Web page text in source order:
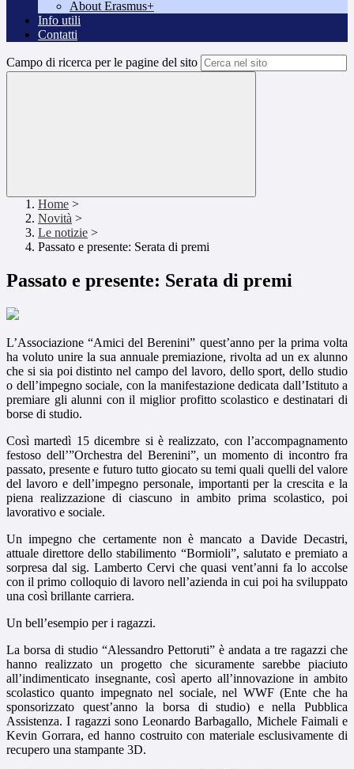
About Erasmus+
Info utili
Contatti
Campo di ricerca per le pagine del sito
Home >
Novità >
Le notizie >
Passato e presente: Serata di premi
Passato e presente: Serata di premi
L’Associazione “Amici del Berenini” quest’anno per la prima volta
ha voluto unire la sua annuale premiazione, rivolta ad un ex alunno
che si sia poi distinto nel campo del lavoro, dello sport, dello studio
o dell’impegno sociale, con la manifestazione dedicata dall’Istituto a
premiare gli alunni con il miglior profitto scolastico e destinatari di
borse di studio.
Così martedì 15 dicembre si è realizzato, con l’accompagnamento
festoso dell’”Orchestra del Berenini”, un momento di incontro fra
passato, presente e futuro tutto giocato su temi quali quelli del valore
del lavoro e dell’impegno personale, importanti per la crescita e la
piena realizzazione di ciascuno in ambito prima scolastico, poi
lavorativo e sociale.
Un impegno che certamente non è mancato a Davide Decastri,
attuale direttore dello stabilimento “Bormioli”, salutato e premiato a
sorpresa dal sig. Lamberto Cervi che quasi vent’anni fa lo accolse
con il primo colloquio di lavoro nell’azienda in cui poi ha sviluppato
una così brillante carriera.
Un bell’esempio per i ragazzi.
La borsa di studio “Alessandro Pettoruti” è andata a tre ragazzi che
hanno realizzato un progetto che sicuramente sarebbe piaciuto
all’indimenticato insegnante, così aperto all’innovazione in ambito
scolastico quanto impegnato nel sociale, nel WWF (Ente che ha
sponsorizzato quest’anno la borsa di studio) e nella Pubblica
Assistenza. I ragazzi sono Leonardo Barbagallo, Michele Faimali e
Kevin Gorrara, ed hanno costruito con materiale esclusivamente di
recupero una stampante 3D.